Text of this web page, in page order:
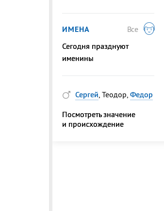
ИМЕНА
Все
Сегодня празднуют
именины
Сергей, Теодор, Федор
Посмотреть значение
и происхождение